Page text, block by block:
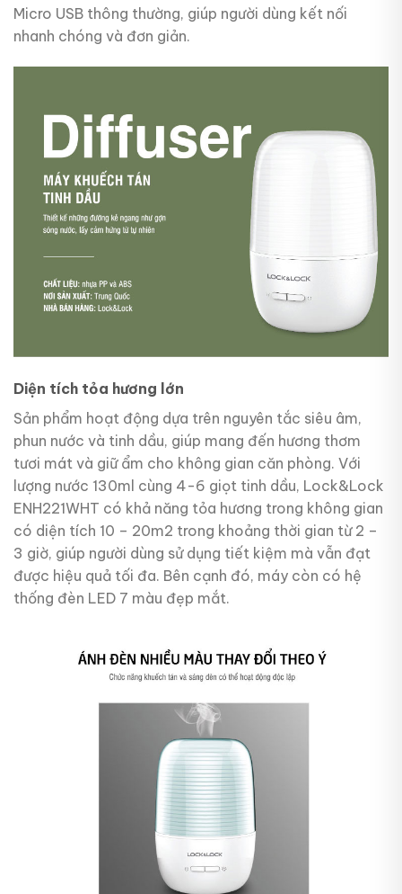
Micro USB thông thường, giúp người dùng kết nối
nhanh chóng và đơn giản.
Diện tích tỏa hương lớn
Sản phẩm hoạt động dựa trên nguyên tắc siêu âm,
phun nước và tinh dầu, giúp mang đến hương thơm
tươi mát và giữ ẩm cho không gian căn phòng. Với
lượng nước 130ml cùng 4-6 giọt tinh dầu, Lock&Lock
ENH221WHT có khả năng tỏa hương trong không gian
có diện tích 10 – 20m2 trong khoảng thời gian từ 2 –
3 giờ, giúp người dùng sử dụng tiết kiệm mà vẫn đạt
được hiệu quả tối đa. Bên cạnh đó, máy còn có hệ
thống đèn LED 7 màu đẹp mắt.